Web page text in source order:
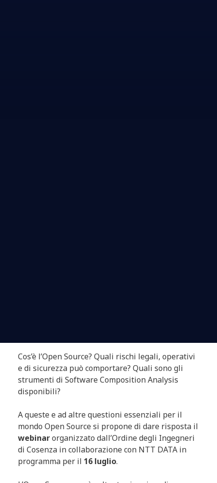
Cos’è l’Open Source? Quali rischi legali, operativi
e di sicurezza può comportare? Quali sono gli
strumenti di Software Composition Analysis
disponibili?
A queste e ad altre questioni essenziali per il
mondo Open Source si propone di dare risposta il
webinarorganizzato dall’Ordine degli Ingegneri
di Cosenza in collaborazione con NTT DATA in
programma per il 16 luglio.